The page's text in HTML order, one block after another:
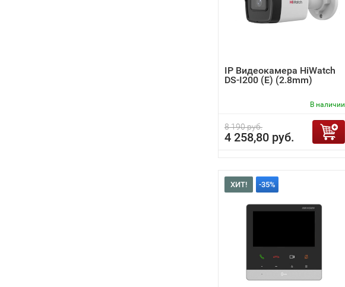
IP Видеокамера HiWatch
DS-I200 (E) (2.8mm)
В наличии
8 190 руб.
4 258,80 руб.
ХИТ! -35%